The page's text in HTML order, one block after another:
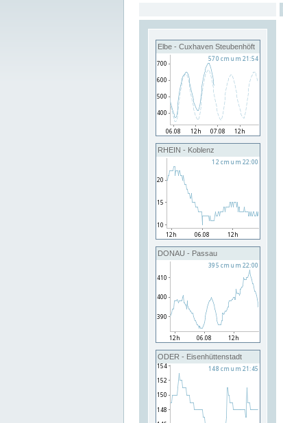
Elbe - Cuxhaven Steubenhöft
RHEIN - Koblenz
DONAU - Passau
ODER - Eisenhüttenstadt